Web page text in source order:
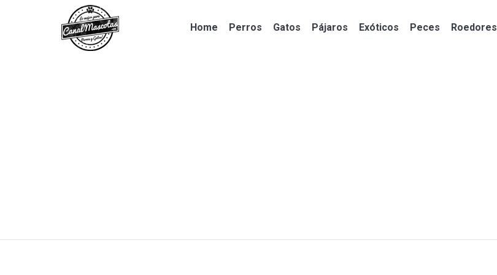
Home Perros Gatos Pájaros Exóticos Peces Roedores
Home Perros Gatos Pájaros Exóticos Peces Roedores